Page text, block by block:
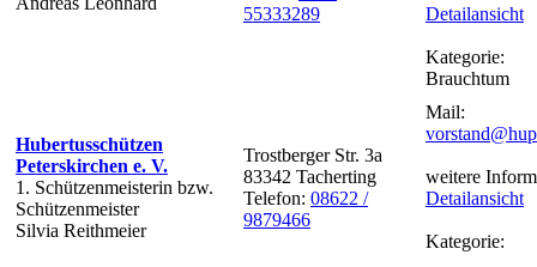
55333289
Detailansicht
Kategorie:
Brauchtum
Hubertusschützen
Peterskirchen e. V.
1. Schützenmeisterin bzw.
Schützenmeister
Silvia Reithmeier
Trostberger Str. 3a
83342 Tacherting
Telefon: 08622 /
9879466
Mail:
weitere
Detailansicht
Kategorie: